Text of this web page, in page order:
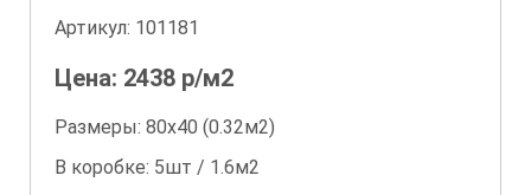
Артикул: 101181
Цена: 2438 р/м2
Размеры: 80х40 (0.32м2)
В коробке: 5шт / 1.6м2